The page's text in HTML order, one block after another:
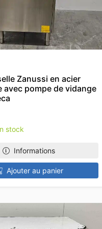
Zanussi en acier
avec pompe de vidange
stock
Informations
Ajouter au panier